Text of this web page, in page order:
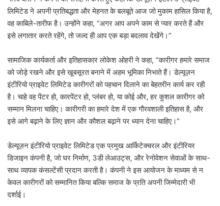
लिमिटेड ने अपनी प्रतिबद्धता और मेहनत के बलबूते आज जो मुकाम हासिल किया है,
वह काबिले-तारीफ है। उन्होंने कहा, “अगर आप अपने काम से प्यार करते हैं और
इसे लगातार करते रहेंगे, तो जल्द ही आप एक बड़ा बदलाव देखेंगे।”
सामाजिक कार्यकर्ता और इतिहासकार लोकेश ओहरी ने कहा, “कारीगर हमारे समाज
को जोड़े रखने और इसे खूबसूरत बनाने में अहम भूमिका निभाते हैं। डेल्यूज़न
इंटीरियो प्राइवेट लिमिटेड कारीगरों को पहचान दिलाने का बेहतरीन कार्य कर रही
है। चाहे वह पेंटर हो, कारपेंटर हो, प्लंबर हो, या कोई और, हर कुशल कारीगर को
सम्मान मिलना चाहिए। कारीगरी का हमारे देश में एक गौरवशाली इतिहास है, और
इसे आगे बढ़ाने के लिए ज्ञान और कौशल बढ़ाने पर ध्यान देना चाहिए।”
डेल्यूज़न इंटीरियो प्राइवेट लिमिटेड एक प्रमुख आर्किटेक्चरल और इंटीरियर
डिजाइन कंपनी है, जो घर निर्माण, 3डी लेआउट्स, और रेनोवेशन सेवाओं के साथ-
साथ व्यापक कंसल्टेंसी प्रदान करती है। कंपनी ने इस आयोजन के माध्यम से न
केवल कारीगरों को सम्मानित किया बल्कि समाज के प्रति अपनी जिम्मेदारी भी
दर्शाई।